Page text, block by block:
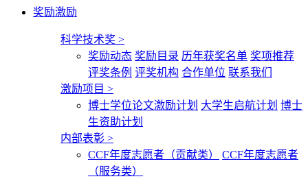
奖励激励
科学技术奖 >
奖励动态 奖励目录 历年获奖名单 奖项推荐
评奖条例 评奖机构 合作单位 联系我们
激励项目 >
博士学位论文激励计划 大学生启航计划 博士
生资助计划
内部表彰 >
CCF年度志愿者（贡献类）
CCF年度志愿者
（服务类）